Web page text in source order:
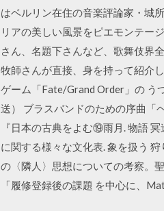
はベルリン在住の音楽評論家・城
リアの美しい風景をピエモンテー
さん、名題下さんなど、歌舞伎界
牧師さんが直接、身を持って紹介
ゲーム「Fate/Grand Order」の う
送） ブラスバンドのための序曲「
『日本の古典をよむ⑲雨月. 物語
に関する様々な文化表. 象を扱う
の〈隣人〉思想についての考察。
「履修登録後の課題 を中心に、